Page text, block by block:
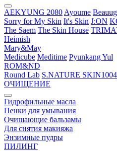
AEKYUNG 2080 Ayoume
Sorry for My Skin It's Skin J:ON
The Saem The Skin House
Heimish
Mary&May
Medicube Meditime Pyunkang Yul
ROM&ND
Round Lab S.NATURE SKIN1004
ОЧИЩЕНИЕ
Гидрофильные масла
Пенки для умывания
Очищающие бальзамы
Для снятия макияжа
Энзимные пудры
ПИЛИНГ